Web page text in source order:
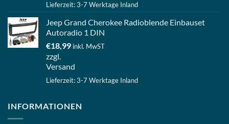
Lieferzeit: 3-7 Werktage Inland
Jeep Grand Cherokee Radioblende Einbauset
Autoradio 1 DIN
€18,99 inkl. MwST
zzgl.
Versand
Lieferzeit: 3-7 Werktage Inland
INFORMATIONEN